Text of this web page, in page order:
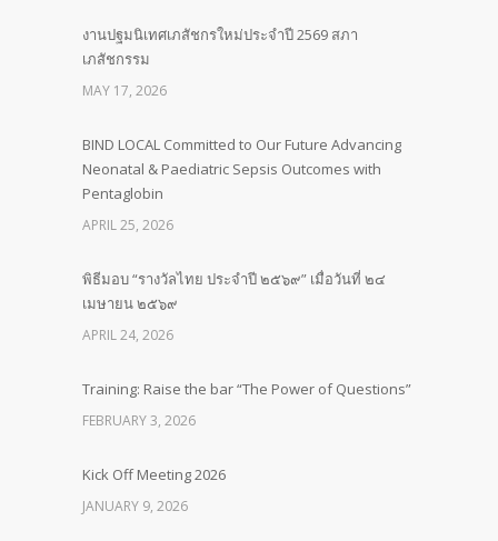
งานปฐมนิเทศเภสัชกรใหม่ประจำปี 2569 สภา
เภสัชกรรม
MAY 17, 2026
BIND LOCAL Committed to Our Future Advancing
Neonatal & Paediatric Sepsis Outcomes with
Pentaglobin
APRIL 25, 2026
พิธีมอบ “รางวัลไทย ประจำปี ๒๕๖๙” เมื่อวันที่ ๒๔
เมษายน ๒๕๖๙
APRIL 24, 2026
Training: Raise the bar “The Power of Questions”
FEBRUARY 3, 2026
Kick Off Meeting 2026
JANUARY 9, 2026